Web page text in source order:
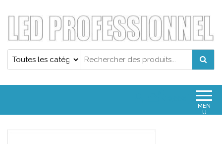
Projecteur led professionnel
Projecteur led professionnel
MEN
U